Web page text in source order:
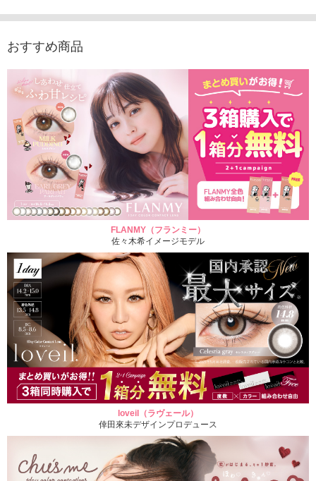
おすすめ商品
FLANMY（フランミー）
佐々木希イメージモデル
loveil（ラヴェール）
倖田來未デザインプロデュース